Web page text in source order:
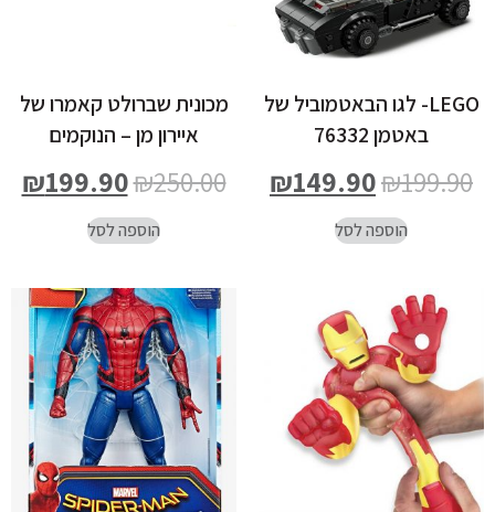
LEGO- לגו הבאטמוביל של
באטמן 76332
₪199.90
₪149.90
הוספה לסל
מכונית שברולט קאמרו של
איירון מן – הנוקמים
₪250.00
₪199.90
הוספה לסל